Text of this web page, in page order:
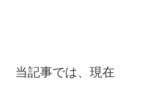
当記事では、現在